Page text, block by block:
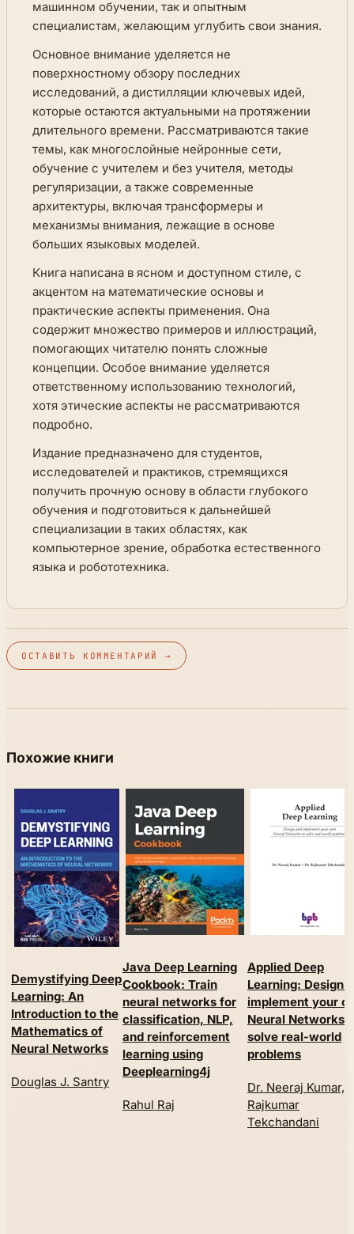
машинном обучении, так и опытным
специалистам, желающим углубить свои знания.
Основное внимание уделяется не
поверхностному обзору последних
исследований, а дистилляции ключевых идей,
которые остаются актуальными на протяжении
длительного времени. Рассматриваются такие
темы, как многослойные нейронные сети,
обучение с учителем и без учителя, методы
регуляризации, а также современные
архитектуры, включая трансформеры и
механизмы внимания, лежащие в основе
больших языковых моделей.
Книга написана в ясном и доступном стиле, с
акцентом на математические основы и
практические аспекты применения. Она
содержит множество примеров и иллюстраций,
помогающих читателю понять сложные
концепции. Особое внимание уделяется
ответственному использованию технологий,
хотя этические аспекты не рассматриваются
подробно.
Издание предназначено для студентов,
исследователей и практиков, стремящихся
получить прочную основу в области глубокого
обучения и подготовиться к дальнейшей
специализации в таких областях, как
компьютерное зрение, обработка естественного
языка и робототехника.
ОСТАВИТЬ КОММЕНТАРИЙ →
Похожие книги
Demystifying Deep
Learning: An
Introduction to the
Mathematics of
Neural Networks
Douglas J. Santry
Java Deep Learning
Cookbook: Train
neural networks for
classification, NLP,
and reinforcement
learning using
Deeplearning4j
Rahul Raj
Applied Deep
Learning: Design
implement your
Neural Networks
solve real-world
problems
Dr. Neeraj Kumar,
Rajkumar
Tekchandani